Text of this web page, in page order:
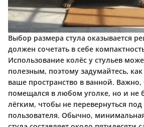
Выбор размера стула оказывается
должен сочетать в себе
Использование колёс у стульев
полезным, поэтому задумайтесь,
ваше пространство в ванной.
помещался в любом уголке, но и не
лёгким, чтобы не перевернуться под
пользователя. Обычно,